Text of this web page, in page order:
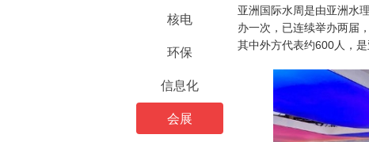
核电
环保
信息化
会展
亚洲国际水周是由亚洲水
办一次，已连续举办两届
其中外方代表约600人，是